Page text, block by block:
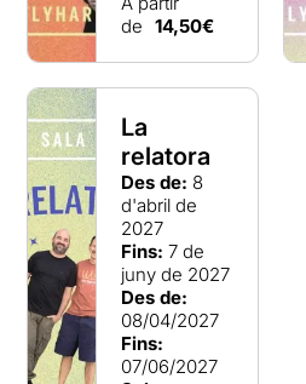
de 14,50€
La
relatora
Des de: 8
d'abril de
2027
Fins: 7 de
juny de 2027
Des de:
08/04/2027
Fins:
07/06/2027